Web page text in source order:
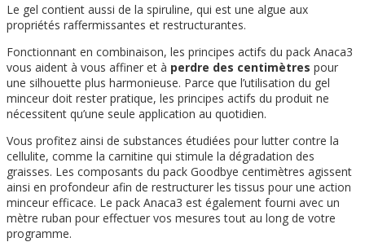
Le gel contient aussi de la spiruline, qui est une algue aux
propriétés raffermissantes et restructurantes.
Fonctionnant en combinaison, les principes actifs du pack Anaca3
vous aident à vous affiner et à perdre des centimètres pour
une silhouette plus harmonieuse. Parce que l’utilisation du gel
minceur doit rester pratique, les principes actifs du produit ne
nécessitent qu’une seule application au quotidien.
Vous profitez ainsi de substances étudiées pour lutter contre la
cellulite, comme la carnitine qui stimule la dégradation des
graisses. Les composants du pack Goodbye centimètres agissent
ainsi en profondeur afin de restructurer les tissus pour une action
minceur efficace. Le pack Anaca3 est également fourni avec un
mètre ruban pour effectuer vos mesures tout au long de votre
programme.